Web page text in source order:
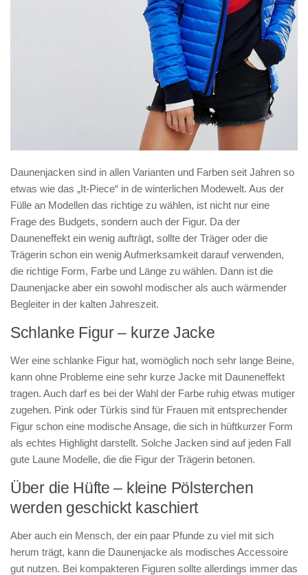
Daunenjacken sind in allen Varianten und Farben seit Jahren so
etwas wie das „It-Piece“ in de winterlichen Modewelt. Aus der
Fülle an Modellen das richtige zu wählen, ist nicht nur eine
Frage des Budgets, sondern auch der Figur. Da der
Dauneneffekt ein wenig aufträgt, sollte der Träger oder die
Trägerin schon ein wenig Aufmerksamkeit darauf verwenden,
die richtige Form, Farbe und Länge zu wählen. Dann ist die
Daunenjacke aber ein sowohl modischer als auch wärmender
Begleiter in der kalten Jahreszeit.
Schlanke Figur – kurze Jacke
Wer eine schlanke Figur hat, womöglich noch sehr lange Beine,
kann ohne Probleme eine sehr kurze Jacke mit Dauneneffekt
tragen. Auch darf es bei der Wahl der Farbe ruhig etwas mutiger
zugehen. Pink oder Türkis sind für Frauen mit entsprechender
Figur schon eine modische Ansage, die sich in hüftkurzer Form
als echtes Highlight darstellt. Solche Jacken sind auf jeden Fall
gute Laune Modelle, die die Figur der Trägerin betonen.
Über die Hüfte – kleine Pölsterchen
werden geschickt kaschiert
Aber auch ein Mensch, der ein paar Pfunde zu viel mit sich
herum trägt, kann die Daunenjacke als modisches Accessoire
gut nutzen. Bei kompakteren Figuren sollte allerdings immer das